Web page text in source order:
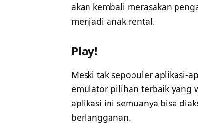
akan kembali merasakan
menjadi anak rental.
Play!
Meski tak sepopuler aplikasi-
emulator pilihan terbaik yang
aplikasi ini semuanya bisa
berlangganan.